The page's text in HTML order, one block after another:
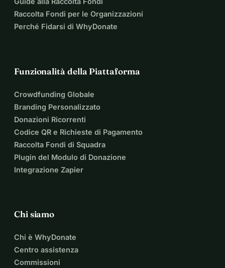
Raccolta Fondi per le Organizzazioni
Perché Fidarsi di WhyDonate
Funzionalità della Piattaforma
Crowdfunding Globale
Branding Personalizzato
Donazioni Ricorrenti
Codice QR e Richieste di Pagamento
Raccolta Fondi di Squadra
Plugin del Modulo di Donazione
Integrazione Zapier
Chi siamo
Chi è WhyDonate
Centro assistenza
Commissioni